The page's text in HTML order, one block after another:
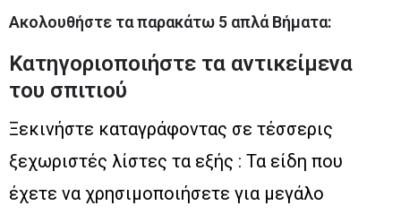
Ακολουθήστε τα παρακάτω 5 απλά Βήματα:
Κατηγοριοποιήστε τα αντικείμενα
του σπιτιού
Ξεκινήστε καταγράφοντας σε τέσσερις
ξεχωριστές λίστες τα εξής : Τα είδη που
έχετε να χρησιμοποιήσετε για μεγάλο